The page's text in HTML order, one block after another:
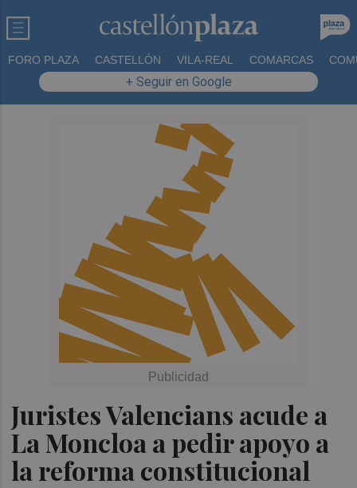
FORO PLAZA CASTELLÓN VILA-REAL COMARCAS
+ Seguir en Google
Juristes Valencians acude a
La Moncloa a pedir apoyo a
la reforma constitucional